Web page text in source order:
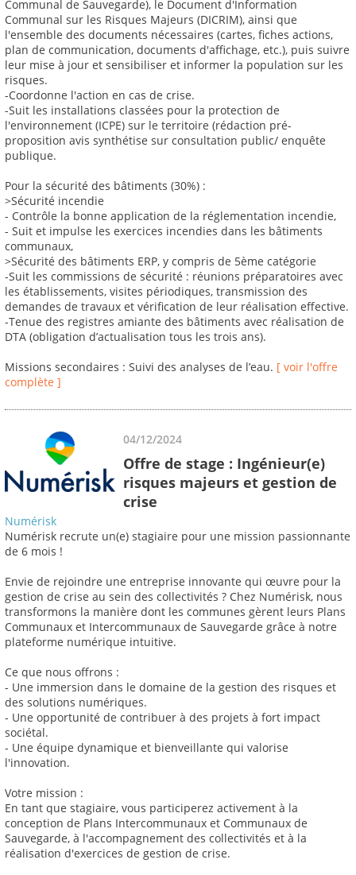
Communal de Sauvegarde), le Document d'Information
Communal sur les Risques Majeurs (DICRIM), ainsi que
l'ensemble des documents nécessaires (cartes, fiches actions,
plan de communication, documents d'affichage, etc.), puis suivre
leur mise à jour et sensibiliser et informer la population sur les
risques.
-Coordonne l'action en cas de crise.
-Suit les installations classées pour la protection de
l'environnement (ICPE) sur le territoire (rédaction pré-
proposition avis synthétise sur consultation public/ enquête
publique.
Pour la sécurité des bâtiments (30%) :
>Sécurité incendie
- Contrôle la bonne application de la réglementation incendie,
- Suit et impulse les exercices incendies dans les bâtiments
communaux,
>Sécurité des bâtiments ERP, y compris de 5ème catégorie
-Suit les commissions de sécurité : réunions préparatoires avec
les établissements, visites périodiques, transmission des
demandes de travaux et vérification de leur réalisation effective.
-Tenue des registres amiante des bâtiments avec réalisation de
DTA (obligation d’actualisation tous les trois ans).
Missions secondaires : Suivi des analyses de l’eau. [ voir l'offre
complète ]
04/12/2024
Offre de stage : Ingénieur(e)
risques majeurs et gestion de
crise
Numérisk
Numérisk recrute un(e) stagiaire pour une mission passionnante
de 6 mois !
Envie de rejoindre une entreprise innovante qui œuvre pour la
gestion de crise au sein des collectivités ? Chez Numérisk, nous
transformons la manière dont les communes gèrent leurs Plans
Communaux et Intercommunaux de Sauvegarde grâce à notre
plateforme numérique intuitive.
Ce que nous offrons :
- Une immersion dans le domaine de la gestion des risques et
des solutions numériques.
- Une opportunité de contribuer à des projets à fort impact
sociétal.
- Une équipe dynamique et bienveillante qui valorise
l'innovation.
Votre mission :
En tant que stagiaire, vous participerez activement à la
conception de Plans Intercommunaux et Communaux de
Sauvegarde, à l'accompagnement des collectivités et à la
réalisation d'exercices de gestion de crise.